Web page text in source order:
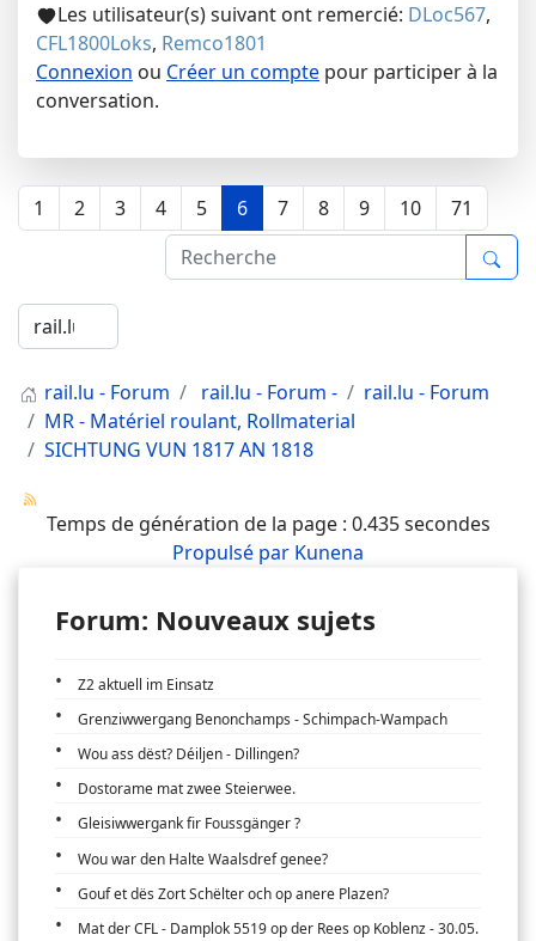
Les utilisateur(s) suivant ont remercié: DLoc567,
CFL1800Loks, Remco1801
Connexion ou Créer un compte pour participer à la
conversation.
1 2 3 4 5 6 7 8 9 10 71
rail.lu - Forum rail.lu - Forum -
rail.lu - Forum
MR - Matériel roulant, Rollmaterial
SICHTUNG VUN 1817 AN 1818
Temps de génération de la page : 0.435 secondes
Propulsé par Kunena
Forum: Nouveaux sujets
Z2 aktuell im Einsatz
Grenziwwergang Benonchamps - Schimpach-Wampach
Wou ass dëst? Déiljen - Dillingen?
Dostorame mat zwee Steierwee.
Gleisiwwergank fir Foussgänger ?
Wou war den Halte Waalsdref genee?
Gouf et dës Zort Schëlter och op anere Plazen?
Mat der CFL - Damplok 5519 op der Rees op Koblenz - 30.05.